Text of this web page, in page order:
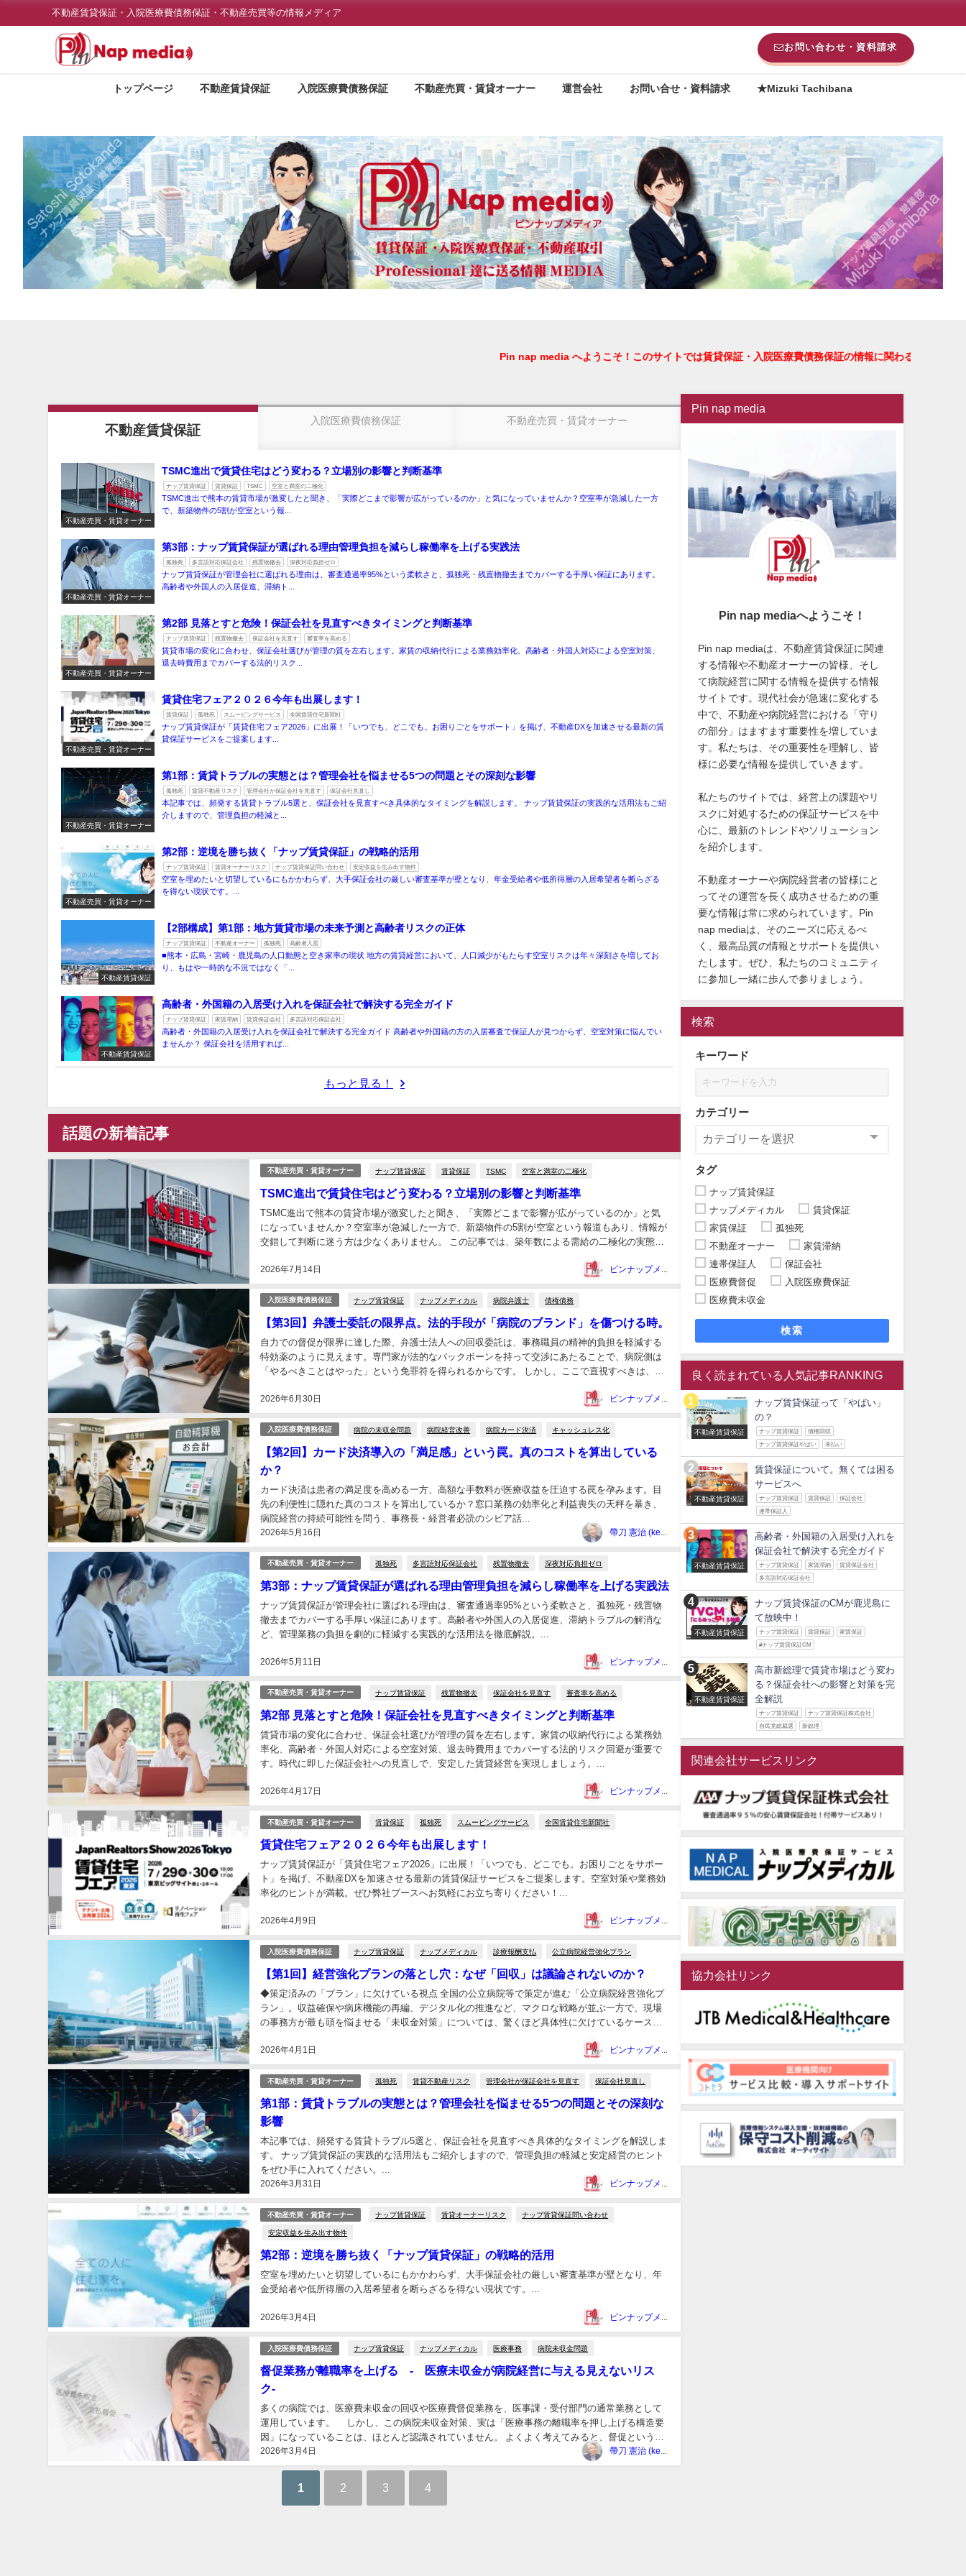
不動産賃貸保証・入院医療費債務保証・不動産売買等の情報メディア
お問い合わせ・資料請求
トップページ 不動産賃貸保証 入院医療費債務保証 不動産売買・賃貸オーナー 運営会社 お問い合せ・資料請求 ★Mizuki Tachibana
Pin nap media へようこそ！このサイトでは賃貸保証・入院医療費債務保証の情報に関わる情報を配信中
不動産賃貸保証
入院医療費債務保証 不動産売買・賃貸オーナー
不動産売買・賃貸オーナー
TSMC進出で賃貸住宅はどう変わる？立場別の影響と判断基準
ナップ賃貸保証 賃貸保証 TSMC 空室と満室の二極化
TSMC進出で熊本の賃貸市場が激変したと聞き、「実際どこまで影響が広がっているのか」と気になっていませんか？空室率が急減した一方
で、新築物件の5割が空室という報...
不動産売買・賃貸オーナー
第3部：ナップ賃貸保証が選ばれる理由管理負担を減らし稼働率を上げる実践法
孤独死 多言語対応保証会社 残置物撤去 深夜対応負担ゼロ
ナップ賃貸保証が管理会社に選ばれる理由は、審査通過率95%という柔軟さと、孤独死・残置物撤去までカバーする手厚い保証にあります。
高齢者や外国人の入居促進、滞納ト...
不動産売買・賃貸オーナー
第2部 見落とすと危険！保証会社を見直すべきタイミングと判断基準
ナップ賃貸保証 残置物撤去 保証会社を見直す 審査率を高める
賃貸市場の変化に合わせ、保証会社選びが管理の質を左右します。家賃の収納代行による業務効率化、高齢者・外国人対応による空室対策、
退去時費用までカバーする法的リスク...
不動産売買・賃貸オーナー
賃貸住宅フェア２０２６今年も出展します！
賃貸保証 孤独死 スムービングサービス 全国賃貸住宅新聞社
ナップ賃貸保証が「賃貸住宅フェア2026」に出展！「いつでも、どこでも。お困りごとをサポート」を掲げ、不動産DXを加速させる最新の賃
貸保証サービスをご提案します...
不動産売買・賃貸オーナー
第1部：賃貸トラブルの実態とは？管理会社を悩ませる5つの問題とその深刻な影響
孤独死 賃貸不動産リスク 管理会社が保証会社を見直す 保証会社見直し
本記事では、頻発する賃貸トラブル5選と、保証会社を見直すべき具体的なタイミングを解説します。 ナップ賃貸保証の実践的な活用法もご紹
介しますので、管理負担の軽減と...
不動産売買・賃貸オーナー
第2部：逆境を勝ち抜く「ナップ賃貸保証」の戦略的活用
ナップ賃貸保証 賃貸オーナーリスク ナップ賃貸保証問い合わせ 安定収益を生み出す物件
空室を埋めたいと切望しているにもかかわらず、大手保証会社の厳しい審査基準が壁となり、年金受給者や低所得層の入居希望者を断らざる
を得ない現状です。...
不動産賃貸保証
【2部構成】第1部：地方賃貸市場の未来予測と高齢者リスクの正体
ナップ賃貸保証 不動産オーナー 孤独死 高齢者入居
■熊本・広島・宮崎・鹿児島の人口動態と空き家率の現状 地方の賃貸経営において、人口減少がもたらす空室リスクは年々深刻さを増してお
り、もはや一時的な不況ではなく「...
不動産賃貸保証
高齢者・外国籍の入居受け入れを保証会社で解決する完全ガイド
ナップ賃貸保証 家賃滞納 賃貸保証会社 多言語対応保証会社
高齢者・外国籍の入居受け入れを保証会社で解決する完全ガイド 高齢者や外国籍の方の入居審査で保証人が見つからず、空室対策に悩んでい
ませんか？ 保証会社を活用すれば...
もっと見る！
話題の新着記事
不動産売買・賃貸オーナー ナップ賃貸保証 賃貸保証 TSMC 空室と満室の二極化
TSMC進出で賃貸住宅はどう変わる？立場別の影響と判断基準
2026年7月14日
TSMC進出で熊本の賃貸市場が激変したと聞き、「実際どこまで影響が広がっているのか」と気
になっていませんか？空室率が急減した一方で、新築物件の5割が空室という報道もあり、情報が
交錯して判断に迷う方は少なくありません。 この記事では、築年数による需給の二極化の実態を
入院医療費債務保証 ナップ賃貸保証 ナップメディカル 病院弁護士 債権債務
【第3回】弁護士委託の限界点。法的手段が「病院のブランド」を傷つける時。
2026年6月30日
自力での督促が限界に達した際、弁護士法人への回収委託は、事務職員の精神的負担を軽減する
特効薬のように見えます。専門家が法的なバックボーンを持って交渉にあたることで、病院側は
「やるべきことはやった」という免罪符を得られるからです。 しかし、ここで直視すべきは、弁
入院医療費債務保証 病院の未収金問題 病院経営改善 病院カード決済 キャッシュレス化
【第2回】カード決済導入の「満足感」という罠。真のコストを算出している
か？
2026年5月16日
カード決済は患者の満足度を高める一方、高額な手数料が医療収益を圧迫する罠を孕みます。目
先の利便性に隠れた真のコストを算出しているか？窓口業務の効率化と利益喪失の天秤を暴き、
病院経営の持続可能性を問う、事務長・経営者必読のシビア話...
不動産売買・賃貸オーナー 孤独死 多言語対応保証会社 残置物撤去 深夜対応負担ゼロ
第3部：ナップ賃貸保証が選ばれる理由管理負担を減らし稼働率を上げる実践法
2026年5月11日
ナップ賃貸保証が管理会社に選ばれる理由は、審査通過率95%という柔軟さと、孤独死・残置物
撤去までカバーする手厚い保証にあります。高齢者や外国人の入居促進、滞納トラブルの解消な
ど、管理業務の負担を劇的に軽減する実践的な活用法を徹底解説。...
不動産売買・賃貸オーナー ナップ賃貸保証 残置物撤去 保証会社を見直す 審査率を高める
第2部 見落とすと危険！保証会社を見直すべきタイミングと判断基準
2026年4月17日
賃貸市場の変化に合わせ、保証会社選びが管理の質を左右します。家賃の収納代行による業務効
率化、高齢者・外国人対応による空室対策、退去時費用までカバーする法的リスク回避が重要で
す。時代に即した保証会社への見直しで、安定した賃貸経営を実現しましょう。...
不動産売買・賃貸オーナー 賃貸保証 孤独死 スムービングサービス 全国賃貸住宅新聞社
賃貸住宅フェア２０２６今年も出展します！
2026年4月9日
ナップ賃貸保証が「賃貸住宅フェア2026」に出展！「いつでも、どこでも。お困りごとをサポー
ト」を掲げ、不動産DXを加速させる最新の賃貸保証サービスをご提案します。空室対策や業務効
率化のヒントが満載。ぜひ弊社ブースへお気軽にお立ち寄りください！...
入院医療費債務保証 ナップ賃貸保証 ナップメディカル 診療報酬支払 公立病院経営強化プラン
【第1回】経営強化プランの落とし穴：なぜ「回収」は議論されないのか？
2026年4月1日
◆策定済みの「プラン」に欠けている視点 全国の公立病院等で策定が進む「公立病院経営強化プ
ラン」。収益確保や病床機能の再編、デジタル化の推進など、マクロな戦略が並ぶ一方で、現場
の事務方が最も頭を悩ませる「未収金対策」については、驚くほど具体性に欠けているケースが
不動産売買・賃貸オーナー 孤独死 賃貸不動産リスク 管理会社が保証会社を見直す 保証会社見直し
第1部：賃貸トラブルの実態とは？管理会社を悩ませる5つの問題とその深刻な
影響
2026年3月31日
本記事では、頻発する賃貸トラブル5選と、保証会社を見直すべき具体的なタイミングを解説しま
す。 ナップ賃貸保証の実践的な活用法もご紹介しますので、管理負担の軽減と安定経営のヒント
をぜひ手に入れてください。...
不動産売買・賃貸オーナー ナップ賃貸保証 賃貸オーナーリスク ナップ賃貸保証問い合わせ
安定収益を生み出す物件
第2部：逆境を勝ち抜く「ナップ賃貸保証」の戦略的活用
2026年3月4日
空室を埋めたいと切望しているにもかかわらず、大手保証会社の厳しい審査基準が壁となり、年
金受給者や低所得層の入居希望者を断らざるを得ない現状です。...
入院医療費債務保証 ナップ賃貸保証 ナップメディカル 医療事務 病院未収金問題
督促業務が離職率を上げる - 医療未収金が病院経営に与える見えないリス
ク-
2026年3月4日
多くの病院では、医療費未収金の回収や医療費督促業務を、医事課・受付部門の通常業務として
運用しています。 しかし、この病院未収金対策、実は「医療事務の離職率を押し上げる構造要
因」になっていることは、ほとんど認識されていません。 よくよく考えてみると、督促という業
務は金銭の支払いをしてもらう事が目的であり、やはり病院業務...
1 2 3 4
Pin nap media
Pin nap mediaへようこそ！
Pin nap mediaは、不動産賃貸保証に関連
する情報や不動産オーナーの皆様、そし
て病院経営に関する情報を提供する情報
サイトです。現代社会が急速に変化する
中で、不動産や病院経営における「守り
の部分」はますます重要性を増していま
す。私たちは、その重要性を理解し、皆
様に必要な情報を提供していきます。
私たちのサイトでは、経営上の課題やリ
スクに対処するための保証サービスを中
心に、最新のトレンドやソリューション
を紹介します。
不動産オーナーや病院経営者の皆様にと
ってその運営を長く成功させるための重
要な情報は常に求められています。Pin
nap mediaは、そのニーズに応えるべ
く、最高品質の情報とサポートを提供い
たします。ぜひ、私たちのコミュニティ
に参加し一緒に歩んで参りましょう。
検索
キーワード
カテゴリー
タグ
ナップ賃貸保証
ナップメディカル
賃貸保証
家賃保証
孤独死
不動産オーナー
家賃滞納
連帯保証人
保証会社
医療費督促
入院医療費保証
医療費未収金
検索
良く読まれている人気記事RANKING
不動産賃貸保証
ナップ賃貸保証って「やばい」
の？
ナップ賃貸保証 債権回収
ナップ賃貸保証やばい 未払い
不動産賃貸保証
賃貸保証について。無くては困る
サービスへ
ナップ賃貸保証 賃貸保証 保証会社
連帯保証人
不動産賃貸保証
高齢者・外国籍の入居受け入れを
保証会社で解決する完全ガイド
ナップ賃貸保証 家賃滞納 賃貸保証会社
多言語対応保証会社
不動産賃貸保証
ナップ賃貸保証のCMが鹿児島に
て放映中！
ナップ賃貸保証 賃貸保証 家賃保証
#ナップ賃貸保証CM
不動産賃貸保証
高市新総理で賃貸市場はどう変わ
る？保証会社への影響と対策を完
全解説
ナップ賃貸保証 ナップ賃貸保証株式会社
自民党総裁選 新総理
関連会社サービスリンク
協力会社リンク